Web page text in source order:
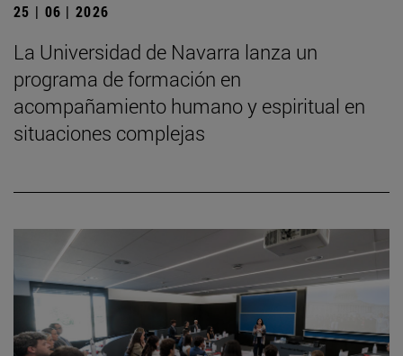
25 | 06 | 2026
La Universidad de Navarra lanza un
programa de formación en
acompañamiento humano y espiritual en
situaciones complejas